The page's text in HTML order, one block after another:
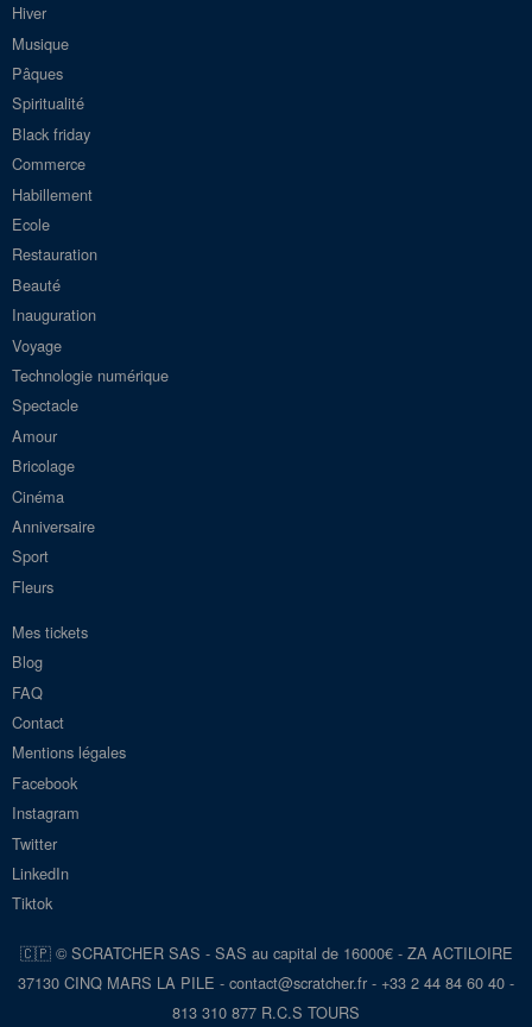
Hiver
Musique
Pâques
Spiritualité
Black friday
Commerce
Habillement
Ecole
Restauration
Beauté
Inauguration
Voyage
Technologie numérique
Spectacle
Amour
Bricolage
Cinéma
Anniversaire
Sport
Fleurs
Mes tickets
Blog
FAQ
Contact
Mentions légales
Facebook
Instagram
Twitter
LinkedIn
Tiktok
🇨🇵 © SCRATCHER SAS - SAS au capital de 16000€ - ZA ACTILOIRE
37130 CINQ MARS LA PILE - contact@scratcher.fr - +33 2 44 84 60 40 -
813 310 877 R.C.S TOURS